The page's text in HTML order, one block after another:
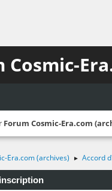
Cosmic-
Forum Cosmic-Era.com
Era.com (archives) ► Accord